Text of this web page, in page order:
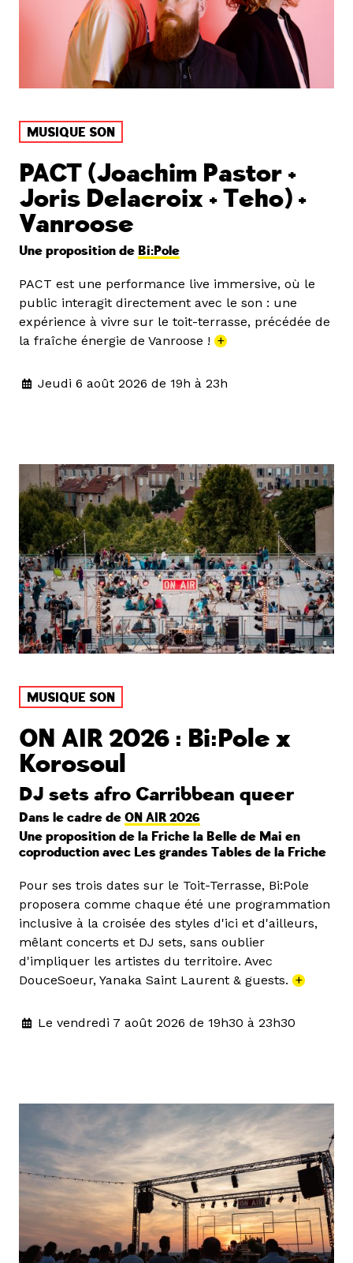
MUSIQUE SON
PACT (Joachim Pastor +
Joris Delacroix + Teho) +
Vanroose
Une proposition de Bi:Pole
PACT est une performance live immersive, où le
public interagit directement avec le son : une
expérience à vivre sur le toit-terrasse, précédée de
la fraîche énergie de Vanroose ! +
Jeudi 6 août 2026 de 19h à 23h
MUSIQUE SON
ON AIR 2026 : Bi:Pole x
Korosoul
DJ sets afro Carribbean queer
Dans le cadre de ON AIR 2026
Une proposition de la Friche la Belle de Mai en
coproduction avec Les grandes Tables de la Friche
Pour ses trois dates sur le Toit-Terrasse, Bi:Pole
proposera comme chaque été une programmation
inclusive à la croisée des styles d'ici et d'ailleurs,
mêlant concerts et DJ sets, sans oublier
d'impliquer les artistes du territoire. Avec
DouceSoeur, Yanaka Saint Laurent & guests. +
Le vendredi 7 août 2026 de 19h30 à 23h30